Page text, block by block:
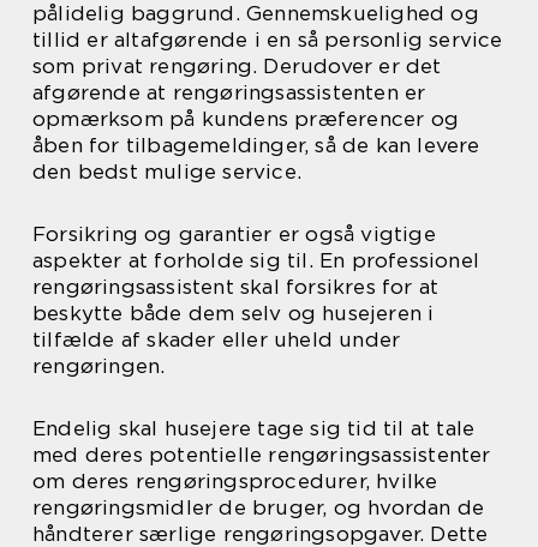
pålidelig baggrund. Gennemskuelighed og
tillid er altafgørende i en så personlig service
som privat rengøring. Derudover er det
afgørende at rengøringsassistenten er
opmærksom på kundens præferencer og
åben for tilbagemeldinger, så de kan levere
den bedst mulige service.
Forsikring og garantier er også vigtige
aspekter at forholde sig til. En professionel
rengøringsassistent skal forsikres for at
beskytte både dem selv og husejeren i
tilfælde af skader eller uheld under
rengøringen.
Endelig skal husejere tage sig tid til at tale
med deres potentielle rengøringsassistenter
om deres rengøringsprocedurer, hvilke
rengøringsmidler de bruger, og hvordan de
håndterer særlige rengøringsopgaver. Dette